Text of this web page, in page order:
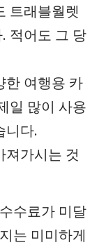
트래블월렛
적어도 그 당
한 여행용 카
일 많이 사용
니다.
져가시는 것
수료가 미달
는 미미하게